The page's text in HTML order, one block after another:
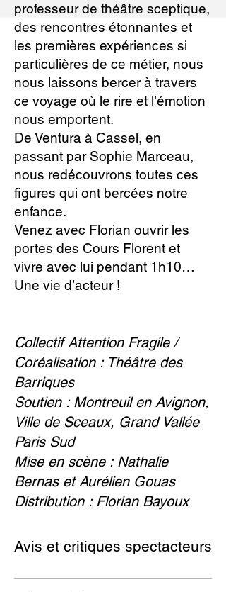
professeur de théâtre sceptique,
des rencontres étonnantes et
les premières expériences si
particulières de ce métier, nous
nous laissons bercer à travers
ce voyage où le rire et l’émotion
nous emportent.
De Ventura à Cassel, en
passant par Sophie Marceau,
nous redécouvrons toutes ces
figures qui ont bercées notre
enfance.
Venez avec Florian ouvrir les
portes des Cours Florent et
vivre avec lui pendant 1h10…
Une vie d’acteur !
Collectif Attention Fragile /
Coréalisation : Théâtre des
Barriques
Soutien : Montreuil en Avignon,
Ville de Sceaux, Grand Vallée
Paris Sud
Mise en scène : Nathalie
Bernas et Aurélien Gouas
Distribution : Florian Bayoux
Avis et critiques spectacteurs